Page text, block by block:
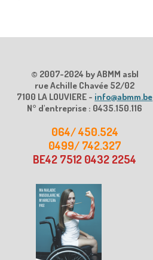
© 2007-2024 by ABMM asbl
rue Achille Chavée 52/02
7100 LA LOUVIERE - info@abmm.be
N° d'entreprise : 0435.150.116
064/ 450.524
0499/ 742.327
BE42 7512 0432 2254